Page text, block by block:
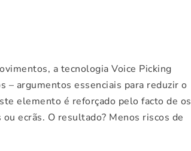
a tecnologia Voice Picking
argumentos essenciais para reduzir o
elemento é reforçado pelo facto de os
ecrãs. O resultado? Menos riscos de